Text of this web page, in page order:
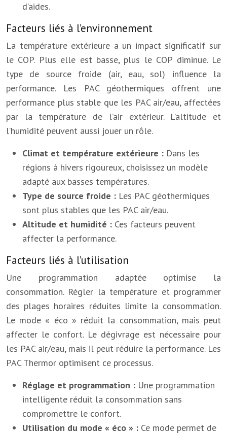
d’aides.
Facteurs liés à l’environnement
La température extérieure a un impact significatif sur
le COP. Plus elle est basse, plus le COP diminue. Le
type de source froide (air, eau, sol) influence la
performance. Les PAC géothermiques offrent une
performance plus stable que les PAC air/eau, affectées
par la température de l’air extérieur. L’altitude et
l’humidité peuvent aussi jouer un rôle.
Climat et température extérieure : Dans les
régions à hivers rigoureux, choisissez un modèle
adapté aux basses températures.
Type de source froide : Les PAC géothermiques
sont plus stables que les PAC air/eau.
Altitude et humidité : Ces facteurs peuvent
affecter la performance.
Facteurs liés à l’utilisation
Une programmation adaptée optimise la
consommation. Régler la température et programmer
des plages horaires réduites limite la consommation.
Le mode « éco » réduit la consommation, mais peut
affecter le confort. Le dégivrage est nécessaire pour
les PAC air/eau, mais il peut réduire la performance. Les
PAC Thermor optimisent ce processus.
Réglage et programmation : Une programmation
intelligente réduit la consommation sans
compromettre le confort.
Utilisation du mode « éco » : Ce mode permet de